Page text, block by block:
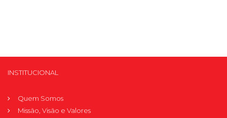
INSTITUCIONAL
Quem Somos
Missão, Visão e Valores